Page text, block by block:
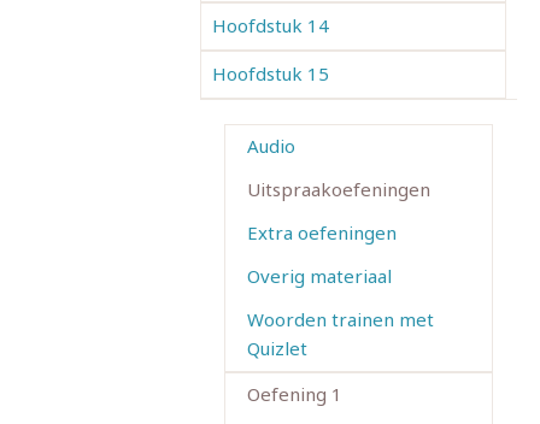
Hoofdstuk 14
Hoofdstuk 15
Audio
Uitspraakoefeningen
Extra oefeningen
Overig materiaal
Woorden trainen met
Quizlet
Oefening 1